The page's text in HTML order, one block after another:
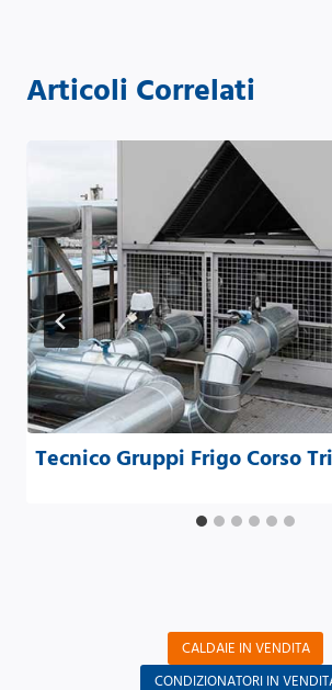
Articoli Correlati
Tecnico Gruppi Frigo Corso
CALDAIE IN VENDITA
CONDIZIONATORI IN